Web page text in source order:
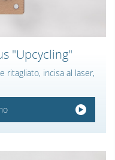
"Upcycling"
ritagliato, incisa al laser,